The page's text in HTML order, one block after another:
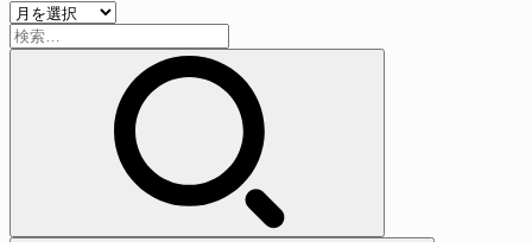
ー
ア
ー
検
索: